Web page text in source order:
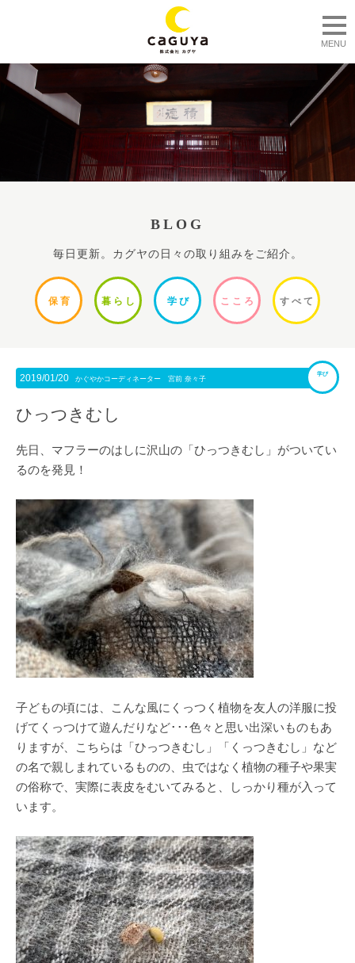
MENU
BLOG
毎日更新。カグヤの日々の取り組みをご紹介。
保 育 暮ら し 学 び ここ ろ すべて
2019/01/20 かぐやかコーディネーター 宮前 奈々子
学び
ひっつきむし
先日、マフラーのはしに沢山の「ひっつきむし」がついてい
るのを発見！
子どもの頃には、こんな風にくっつく植物を友人の洋服に投
げてくっつけて遊んだりなど･･･色々と思い出深いものもあ
りますが、こちらは「ひっつきむし」「くっつきむし」など
の名で親しまれているものの、虫ではなく植物の種子や果実
の俗称で、実際に表皮をむいてみると、しっかり種が入って
います。